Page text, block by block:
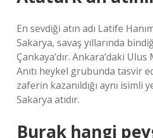
En sevdiği atın adı Latife
Sakarya, savaş yıllarında
Çankaya’dır. Ankara’daki Ulus
Anıtı heykel grubunda tasvir
zaferin kazanıldığı aynı isimli
Sakarya atıdır.
Burak hangi